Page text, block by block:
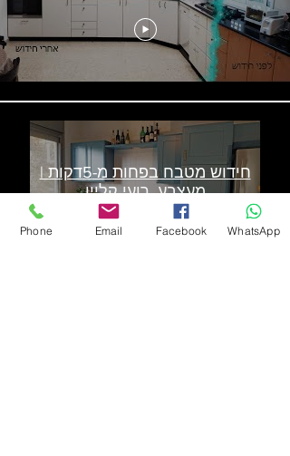
חידוש מטבח בפחות מ-5דקות |
מעצבע, רועי קליין
Phone Email Facebook WhatsApp